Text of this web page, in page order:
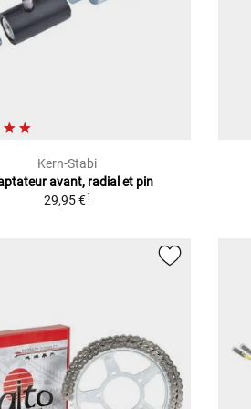
Kern-Stabi
avant, radial et pin
29,95 €1